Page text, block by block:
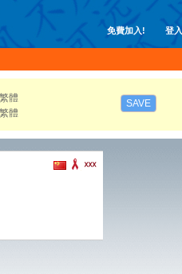
免費加入! 登入
體
體
SAVE